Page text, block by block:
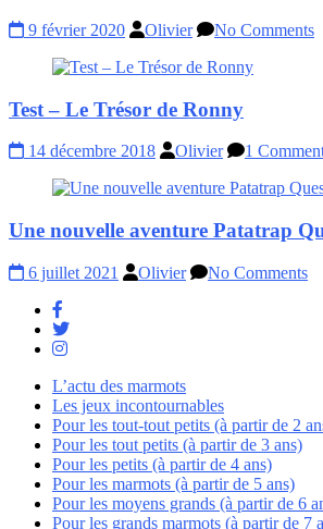
9 février 2020 Olivier No Comments
Test – Le Trésor de Ronny
14 décembre 2018 Olivier 1
Une nouvelle aventure Patatrap
6 juillet 2021 Olivier No Comments
L’actu des marmots
Les jeux incontournables
Pour les tout-tout petits (à partir de 2
Pour les tout petits (à partir de 3 ans)
Pour les petits (à partir de 4 ans)
Pour les marmots (à partir de 5 ans)
Pour les moyens grands (à partir de 6
Pour les grands marmots (à partir de 7